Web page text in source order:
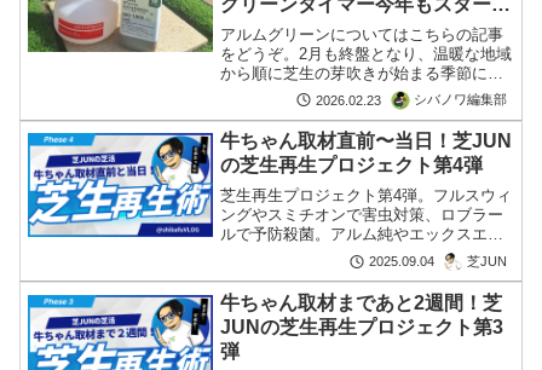
グリーンタイマー今年もスター
ト！
アルムグリーンについてはこちらの記事
をどうぞ。2月も終盤となり、温暖な地域
から順に芝生の芽吹きが始まる季節にな
りました。春の作業を進める方も増え、
SNSでは楽しい作業報告でにぎわってい
ますね。ということで―― 🌱 2025年に
好評だった「ア続きを読む
2026.02.23 シバノワ編集部
牛ちゃん取材直前〜当日！芝JUN
の芝生再生プロジェクト第4弾
芝生再生プロジェクト第4弾。フルスウィ
ングやスミチオンで害虫対策、ロブラー
ルで予防殺菌。アルム純やエックスエナ
ジーで仕上げ、牛ちゃん取材に挑みまし
2025.09.04 芝JUN
牛ちゃん取材まであと2週間！芝
JUNの芝生再生プロジェクト第3
弾